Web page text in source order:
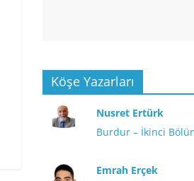
Köşe Yazarları
Nusret Ertürk
Burdur – İkinci
Emrah Erçek